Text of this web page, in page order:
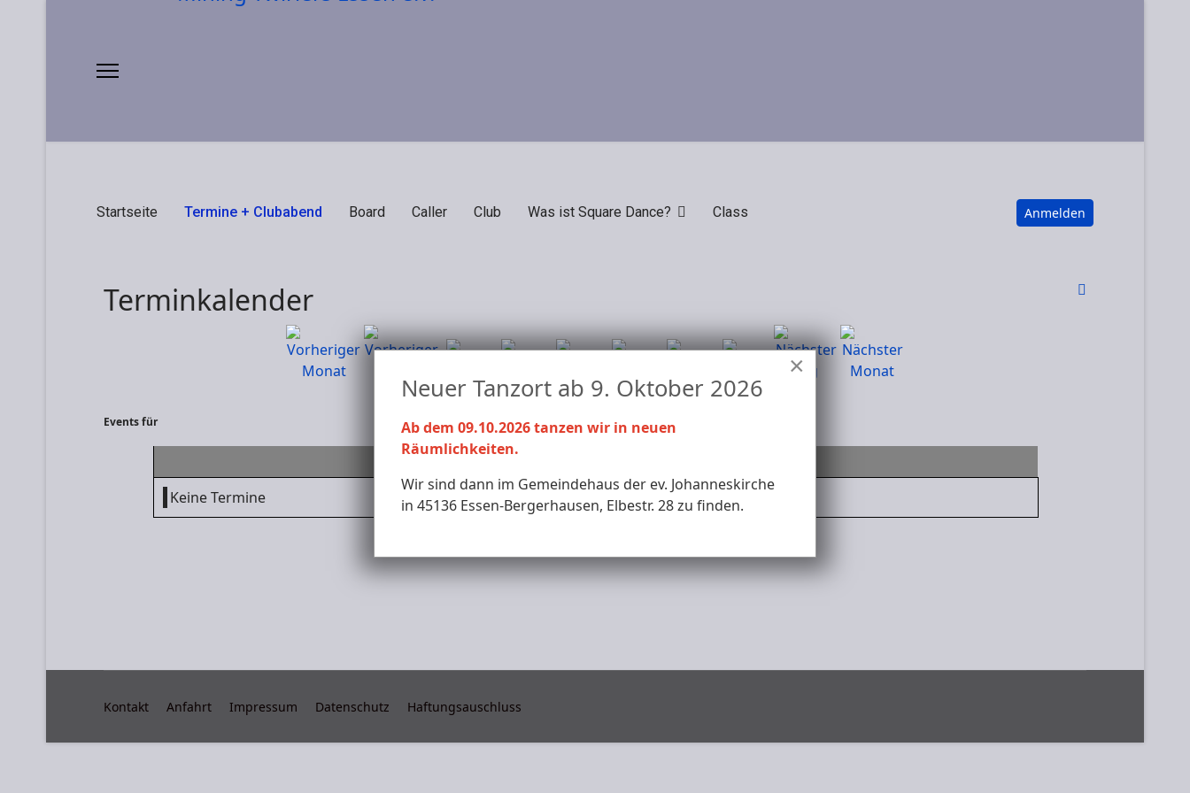
Startseite Termine + Clubabend Board Caller Club Was ist Square Dance? Class Anmelden
Terminkalender
Nach Jahr
Nach
Nach
Heute Suche
Gehe zu
Events für
Keine Termine
Kontakt Anfahrt Impressum Datenschutz Haftungsauschluss
×
Neuer Tanzort ab 9. Oktober 2026
Ab dem 09.10.2026 tanzen wir in neuen
Räumlichkeiten.
Wir sind dann im Gemeindehaus der ev. Johanneskirche
in 45136 Essen-Bergerhausen, Elbestr. 28 zu finden.